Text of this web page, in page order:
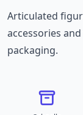
Articulated
accessories
packaging.